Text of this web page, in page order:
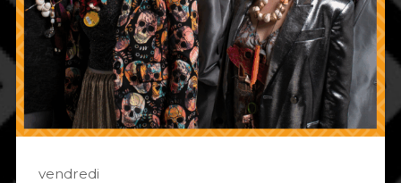
vendredi